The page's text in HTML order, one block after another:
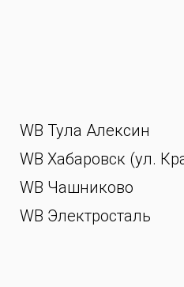
WB Тула Алексин
WB Хабаровск (ул.
WB Чашниково
WB Электросталь